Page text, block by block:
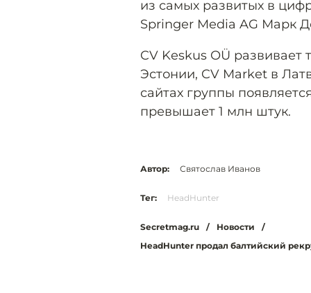
из самых развитых в
Springer Media AG Марк
CV Keskus OÜ развивает
Эстонии, CV Market в
сайтах группы
превышает 1 млн штук.
Автор: Святослав Иванов
Тег: HeadHunter
Secretmag.ru / Новости
/
HeadHunter продал балтийский